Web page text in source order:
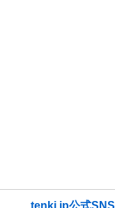
tenki.jp公式SNS